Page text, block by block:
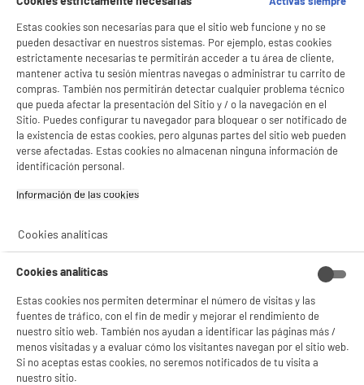
product_anchor_characteristics
Rechazar todas
BIENVENIDO a ELECTRO
DEPOT
Con el fin de mejorar tu experiencia, y tras tu consentimiento, ELECTRO DEPOT
y sus socios utilizan cookies que procesan tus datos personales para:
- compartir contenido adaptado a tus preferencias
- ofrecer publicidad y comunicaciones personalizadas
- facilitar el intercambio de contenido en las redes sociales
Consulta la política de cookies.
estadísticas anónimas basadas en tu navegación. Puedes oponerte a su uso
Gestionar cookies
✔ ACEPTAR TODAS
Estas cookies son necesarias para que el sitio web funcione y no se
pueden desactivar en nuestros sistemas. Por ejemplo, estas cookies
estrictamente necesarias te permitirán acceder a tu área de cliente,
mantener activa tu sesión mientras navegas o administrar tu carrito de
compras. También nos permitirán detectar cualquier problema técnico
que pueda afectar la presentación del Sitio y / o la navegación en el
Sitio. Puedes configurar tu navegador para bloquear o ser notificado de
la existencia de estas cookies, pero algunas partes del sitio web pueden
verse afectadas. Estas cookies no almacenan ninguna información de
identificación personal.
Información de las cookies‎
Cookies analíticas
Cookies analíticas
Estas cookies nos permiten determinar el número de visitas y las
fuentes de tráfico, con el fin de medir y mejorar el rendimiento de
nuestro sitio web. También nos ayudan a identificar las páginas más /
menos visitadas y a evaluar cómo los visitantes navegan por el sitio web.
Si no aceptas estas cookies, no seremos notificados de tu visita a
nuestro sitio.